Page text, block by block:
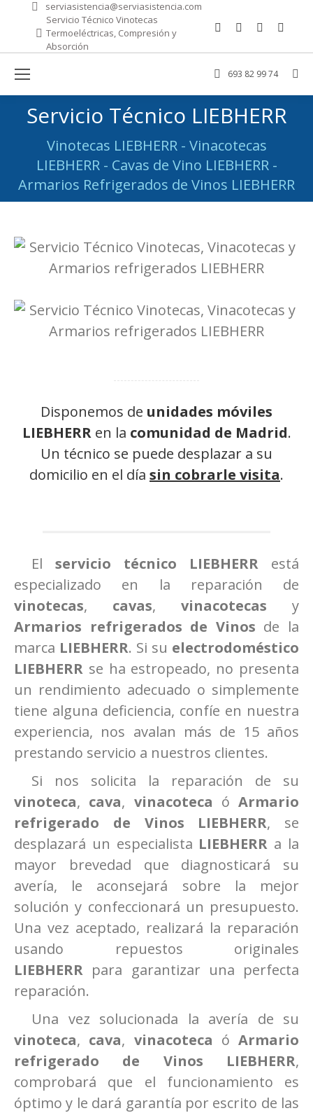
serviasistencia@serviasistencia.com
Servicio Técnico Vinotecas
Termoeléctricas, Compresión y
Absorción
Facebook
in
new
window
Mail
in
new
window
Sitio
opens
in
new
in
new
693 82 99 74
Servicio Técnico LIEBHERR
Vinotecas LIEBHERR - Vinacotecas
LIEBHERR - Cavas de Vino LIEBHERR -
Armarios Refrigerados de Vinos LIEBHERR
Estás aquí:
Disponemos de unidades móviles
LIEBHERR en la comunidad de Madrid.
Un técnico se puede desplazar a su
domicilio en el día sin cobrarle visita.
El servicio técnico LIEBHERR está
especializado en la reparación de
vinotecas, cavas, vinacotecas y
Armarios refrigerados de Vinos de la
marca LIEBHERR. Si su electrodoméstico
LIEBHERR se ha estropeado, no presenta
un rendimiento adecuado o simplemente
tiene alguna deficiencia, confíe en nuestra
experiencia, nos avalan más de 15 años
prestando servicio a nuestros clientes.
Si nos solicita la reparación de su
vinoteca, cava, vinacoteca ó Armario
refrigerado de Vinos
LIEBHERR, se
desplazará un especialista LIEBHERR a la
mayor brevedad que diagnosticará su
avería, le aconsejará sobre la mejor
solución y confeccionará un presupuesto.
Una vez aceptado, realizará la reparación
usando repuestos originales
LIEBHERR para garantizar una perfecta
reparación.
Una vez solucionada la avería de su
vinoteca, cava, vinacoteca ó Armario
refrigerado de Vinos LIEBHERR,
comprobará que el funcionamiento es
óptimo y le dará garantía por escrito de las